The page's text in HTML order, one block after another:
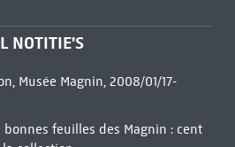
NOTITIE'S
Musée Magnin, 2008/01/17-
bonnes feuilles des Magnin : cent